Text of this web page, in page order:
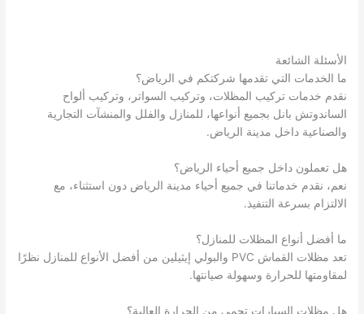
الأسئلة الشائعة
ما الخدمات التي تقدمها شركتكم في الرياض؟
نقدم خدمات تركيب المظلات، وتركيب السواتر، وتركيب ألواح
الساندوتش بانل بجميع أنواعها، للمنازل والفلل والمنشآت التجارية
والصناعية داخل مدينة الرياض.
هل تعملون داخل جميع أحياء الرياض؟
نعم، نقدم خدماتنا في جميع أحياء مدينة الرياض دون استثناء، مع
الالتزام بسرعة التنفيذ.
ما أفضل أنواع المظلات للمنازل؟
تعد مظلات القماش PVC والبولي إيثيلين من أفضل الأنواع للمنازل نظرًا
لمقاومتها للحرارة وسهولة صيانتها.
هل مظلات السيارات تحمي من الحرارة العالية؟